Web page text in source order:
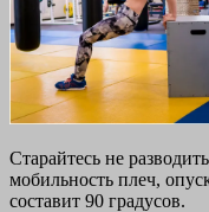
Старайтесь не
мобильность плеч,
составит 90 градусов.